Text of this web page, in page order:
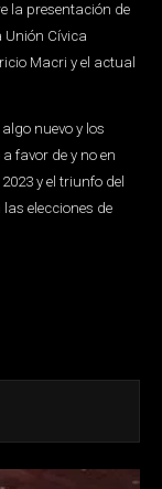
la presentación de
Cívica
Macri y el actual
nuevo y los
favor de y no en
y el triunfo del
elecciones de